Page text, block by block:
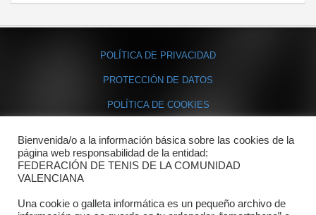
POLÍTICA DE PRIVACIDAD
PROTECCIÓN DE DATOS
POLÍTICA DE COOKIES
Contacto
Dónde estamos
Directorio departamentos
Bienvenida/o a la información básica sobre las cookies de la
página web responsabilidad de la entidad:
FEDERACIÓN DE TENIS DE LA COMUNIDAD
VALENCIANA
Una cookie o galleta informática es un pequeño archivo de